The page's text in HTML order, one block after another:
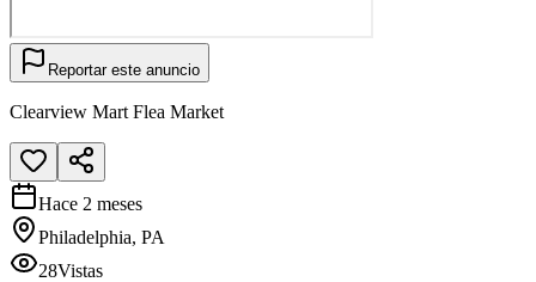
Reportar este anuncio
Clearview Mart Flea Market
Hace 2 meses
Philadelphia, PA
28Vistas